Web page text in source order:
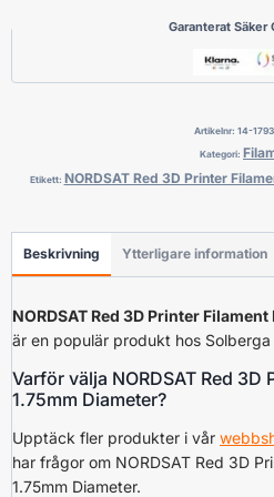
Garanterat Säker
Artikelnr: 14-
Kategori:
Etikett: NORDSAT Red 3D Printer
Beskrivning Ytterligare information
NORDSAT Red 3D Printer
är en populär produkt hos Solberga
Varför välja NORDSAT Red 3D
1.75mm Diameter?
Upptäck fler produkter i vår
har frågor om NORDSAT Red 3D
1.75mm Diameter.